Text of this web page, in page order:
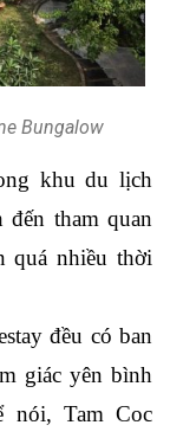
Bungalow
khu du lịch
tham quan
quá nhiều thời
đều có ban
giác yên bình
nói, Tam Coc